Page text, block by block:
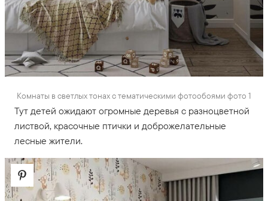
Комнаты в светлых тонах с тематическими фотообоями фото 1
Тут детей ожидают огромные деревья с разноцветной
листвой, красочные птички и доброжелательные
лесные жители.